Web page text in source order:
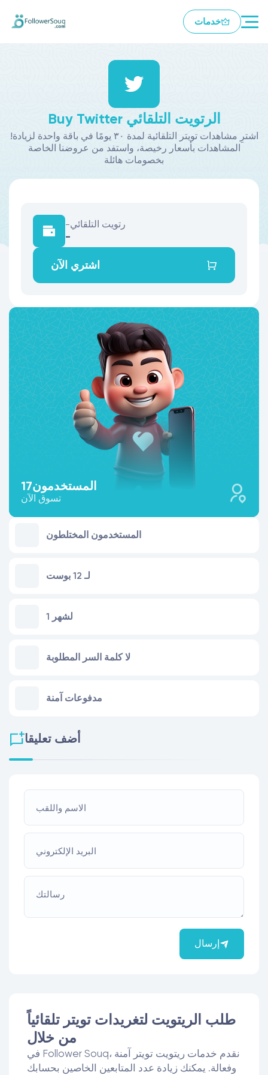
خدمات
Buy Twitter الرتويت التلقائي
!اشترِ مشاهدات تويتر التلقائية لمدة ٣٠ يومًا في باقة واحدة لزيادة
المشاهدات بأسعار رخيصة، واستفد من عروضنا الخاصة
بخصومات هائلة
17المستخدمون
تسوق الآن
المستخدمون المختلطون
لـ 12 بوست
لشهر 1
لا كلمة السر المطلوبة
مدفوعات آمنة
-رتويت التلقائي
-
اشتري الآن
أضف تعليقا
الاسم واللقب
البريد الإلكتروني
رسالتك
إرسال
طلب الريتويت لتغريدات تويتر تلقائياً
من خلال
في Follower Souq، نقدم خدمات ريتويت تويتر آمنة
وفعالة. يمكنك زيادة عدد المتابعين الخاصين بحسابك